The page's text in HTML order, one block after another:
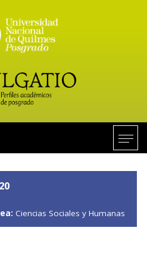
Ciencias Sociales y Humanas